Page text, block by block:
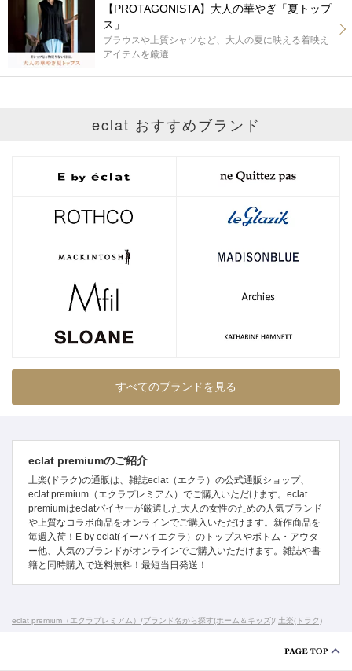
【PROTAGONISTA】大人の華やぎ「夏トップ
ス」
ブラウスや上質シャツなど、大人の夏に映える着映え
アイテムを厳選
eclat おすすめブランド
すべてのブランドを見る
eclat premiumのご紹介
土楽(ドラク)の通販は、雑誌eclat（エクラ）の公式通販ショップ、
eclat premium（エクラプレミアム）でご購入いただけます。eclat
premiumはeclatバイヤーが厳選した大人の女性のための人気ブランド
や上質なコラボ商品をオンラインでご購入いただけます。新作商品を
毎週入荷！E by eclat(イーバイエクラ）のトップスやボトム・アウタ
ー他、人気のブランドがオンラインでご購入いただけます。雑誌や書
籍と同時購入で送料無料！最短当日発送！
eclat premium（エクラプレミアム） /ブランド名から探す(ホーム＆キッズ)/ 土楽(ドラク)